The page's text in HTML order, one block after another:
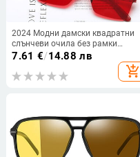
2024 Модни дамски квадратни
слънчеви очила без рамки
Дамски/мъжки дизайнерски
Огледало в цвят бонбон Oculos
7.61 €/14.88 лв
add_shopping_cart